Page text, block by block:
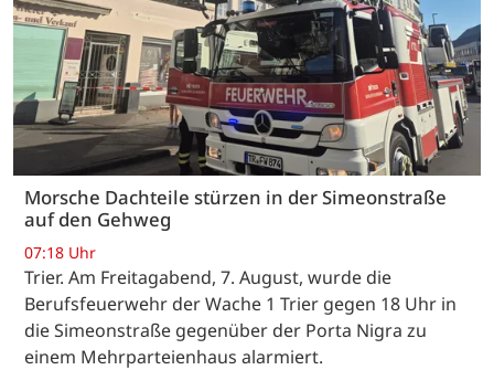
Morsche Dachteile stürzen in der Simeonstraße
auf den Gehweg
07:18 Uhr
Trier. Am Freitagabend, 7. August, wurde die
Berufsfeuerwehr der Wache 1 Trier gegen 18 Uhr in
die Simeonstraße gegenüber der Porta Nigra zu
einem Mehrparteienhaus alarmiert.